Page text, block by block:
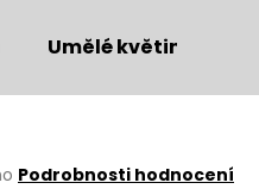
Umělé květiny
Podrobnosti hodnocení